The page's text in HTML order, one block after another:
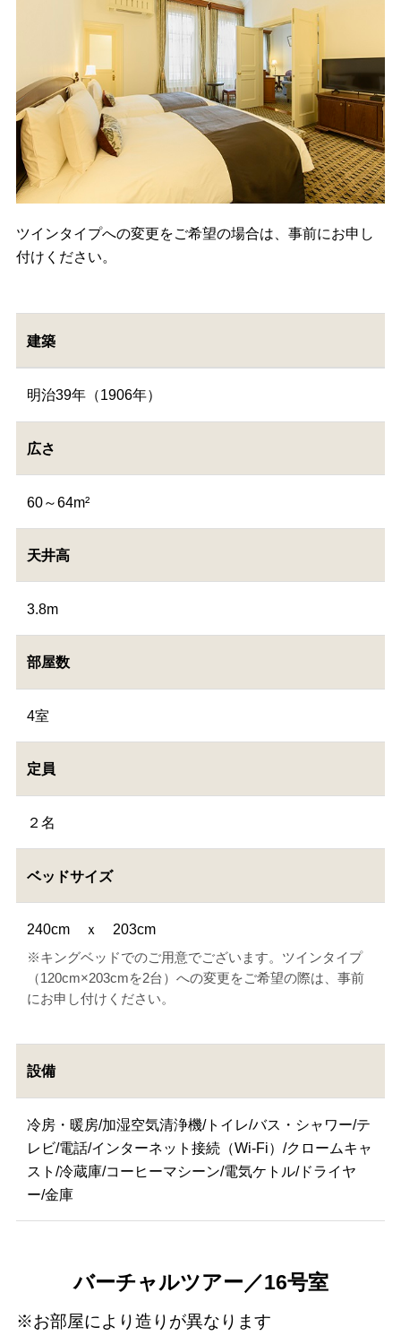
ツインタイプへの変更をご希望の場合は、事前にお申し
付けください。
建築
明治39年（1906年）
広さ
60～64m²
天井高
3.8m
部屋数
4室
定員
２名
ベッドサイズ
240cm ｘ 203cm
※キングベッドでのご用意でございます。ツインタイプ
（120cm×203cmを2台）への変更をご希望の際は、事前
にお申し付けください。
設備
冷房・暖房/加湿空気清浄機/トイレ/バス・シャワー/テ
レビ/電話/インターネット接続（Wi-Fi）/クロームキャ
スト/冷蔵庫/コーヒーマシーン/電気ケトル/ドライヤ
ー/金庫
バーチャルツアー／16号室
※お部屋により造りが異なります